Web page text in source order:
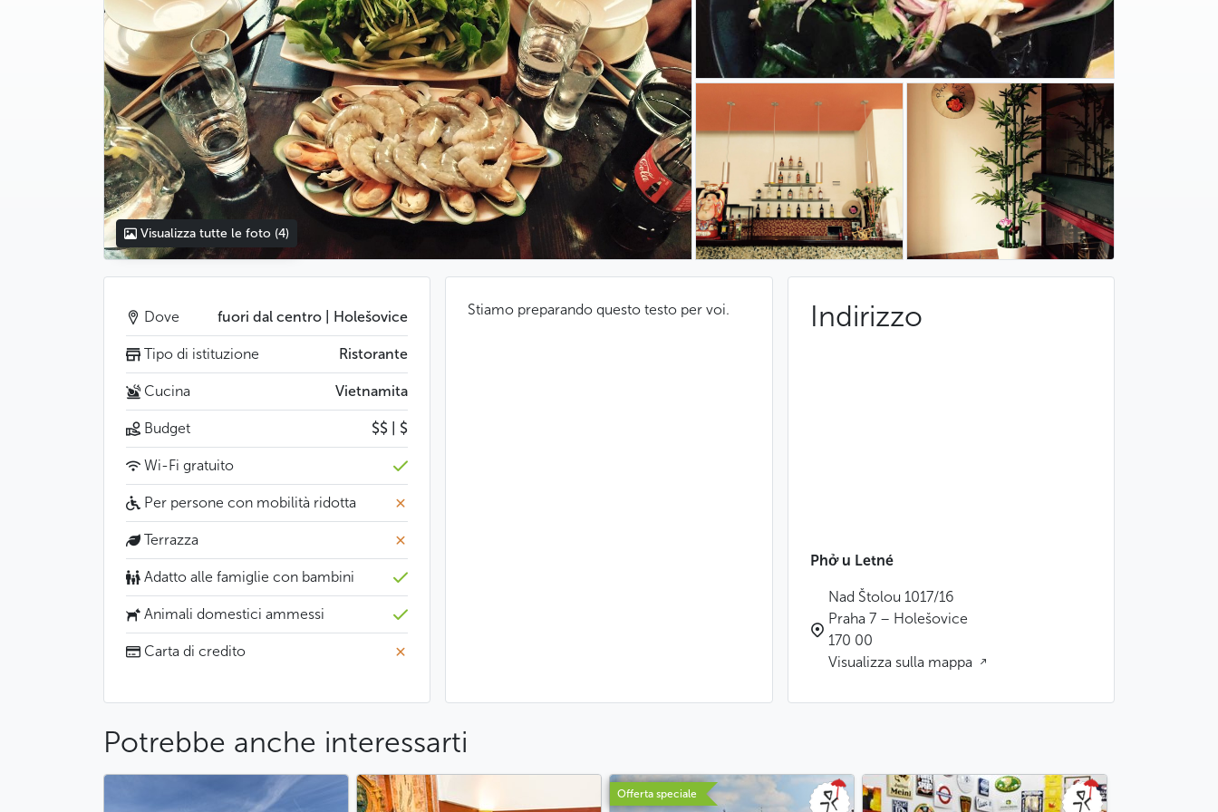
Visualizza tutte le foto (4)
Stiamo preparando questo testo per voi.
Dove fuori dal centro | Holešovice
Tipo di istituzione Ristorante
Cucina Vietnamita
Budget $$ | $
Wi-Fi gratuito
Per persone con mobilità ridotta
Terrazza
Adatto alle famiglie con bambini
Animali domestici ammessi
Carta di credito
Indirizzo
Phở u Letné
Nad Štolou 1017/16
Praha 7 – Holešovice
170 00
Visualizza sulla mappa
Potrebbe anche interessarti
Offerta speciale